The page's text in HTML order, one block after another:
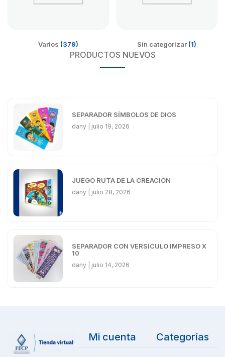
Varios (379) Sin categorizar (1)
PRODUCTOS NUEVOS
SEPARADOR SÍMBOLOS DE DIOS
dany julio 19, 2026
JUEGO RUTA DE LA CREACIÓN
dany julio 28, 2026
SEPARADOR CON VERSÍCULO IMPRESO X
10
dany julio 14, 2026
Mi cuenta Categorías